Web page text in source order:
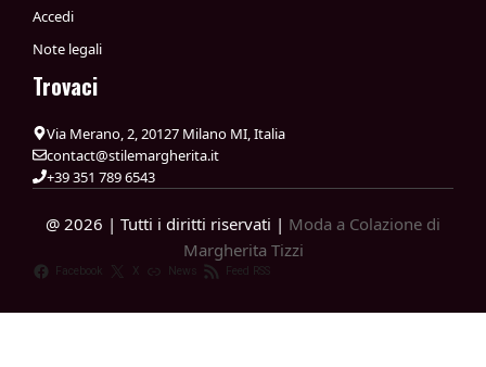
Accedi
Note legali
Trovaci
Via Merano, 2, 20127 Milano MI, Italia
contact@stilemargherita.it
+39 351 789 6543
@ 2026 | Tutti i diritti riservati | Moda a Colazione di
Margherita Tizzi
Facebook X News Feed RSS